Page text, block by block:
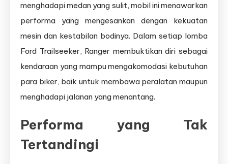
menghadapi medan yang sulit, mobil ini menawarkan
performa yang mengesankan dengan kekuatan
mesin dan kestabilan bodinya. Dalam setiap lomba
Ford Trailseeker, Ranger membuktikan diri sebagai
kendaraan yang mampu mengakomodasi kebutuhan
para biker, baik untuk membawa peralatan maupun
menghadapi jalanan yang menantang.
Performa yang Tak
Tertandingi